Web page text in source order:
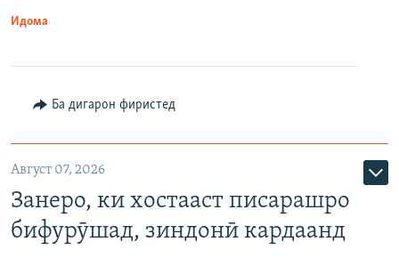
Идома
Ба дигарон фиристед
Август 07, 2026
Занеро, ки хостааст писарашро
бифурӯшад, зиндонӣ кардаанд